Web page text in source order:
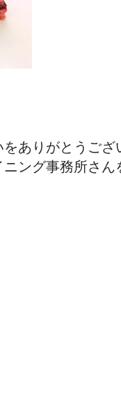
ありがとうござ
ング事務所さん